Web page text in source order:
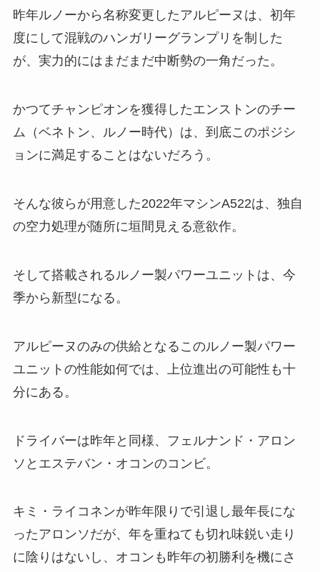
昨年ルノーから名称変更したアルピーヌは、初年
度にして混戦のハンガリーグランプリを制した
が、実力的にはまだまだ中断勢の一角だった。
かつてチャンピオンを獲得したエンストンのチー
ム（ベネトン、ルノー時代）は、到底このポジシ
ョンに満足することはないだろう。
そんな彼らが用意した2022年マシンA522は、独自
の空力処理が随所に垣間見える意欲作。
そして搭載されるルノー製パワーユニットは、今
季から新型になる。
アルピーヌのみの供給となるこのルノー製パワー
ユニットの性能如何では、上位進出の可能性も十
分にある。
ドライバーは昨年と同様、フェルナンド・アロン
ソとエステバン・オコンのコンビ。
キミ・ライコネンが昨年限りで引退し最年長にな
ったアロンソだが、年を重ねても切れ味鋭い走り
に陰りはないし、オコンも昨年の初勝利を機にさ